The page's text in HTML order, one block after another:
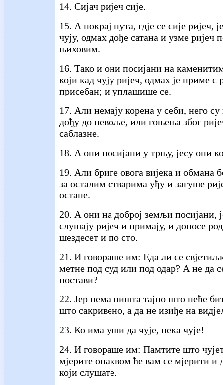
14. Сијач ријеч сије.
15. А покрај пута, гдје се сије ријеч,
чују, одмах дође сатана и узме ријеч
њиховим.
16. Тако и они посијани на
који кад чују ријеч, одмах је приме
присебан; и уплашише се.
17. Али немају корена у себи, него су
дођу до невоље, или гоњења због
саблазне.
18. А они посијани у трњу, јесу они
19. Али бриге овога вијека и обмана
за осталим стварима уђу и загуше
остане.
20. А они на доброј земљи посијани,
слушају ријеч и примају, и доносе
шездесет и по сто.
21. И говораше им: Еда ли се
метне под суд или под одар? А не да
постави?
22. Јер нема ништа тајно што неће
што сакривено, а да не изиђе на
23. Ко има уши да чује, нека чује!
24. И говораше им: Памтите што
мјерите онаквом ће вам се мјерити и
који слушате.